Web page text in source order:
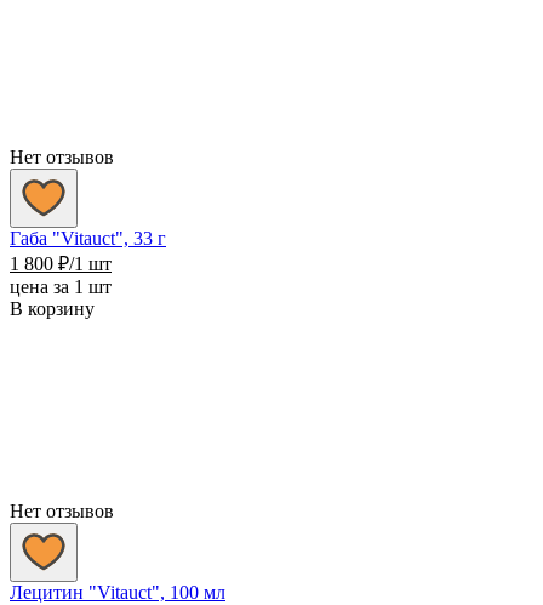
Нет отзывов
Габа "Vitauct", 33 г
1 800 ₽/1 шт
цена за 1 шт
В корзину
Нет отзывов
Лецитин "Vitauct", 100 мл